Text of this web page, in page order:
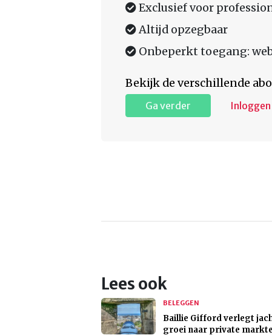
Exclusief voor
Altijd opzegbaar
Onbeperkt toegang:
Bekijk de verschillende
Ga verder Inloggen
Lees ook
BELEGGEN
Baillie Gifford verlegt
groei naar private